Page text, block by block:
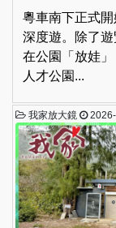
粵車南下正式
深度遊。除了
在公園「放娃
人才公園...
我家放大鏡